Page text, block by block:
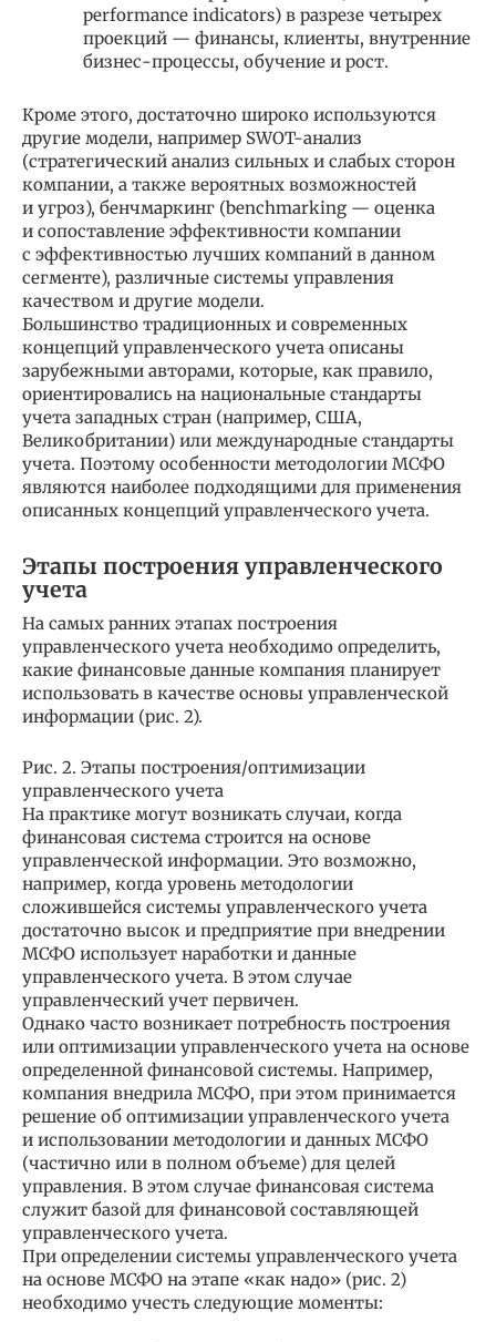
performance indicators) в разрезе четырех
проекций — финансы, клиенты, внутренние
бизнес-процессы, обучение и рост.
Кроме этого, достаточно широко используются
другие модели, например SWOT-анализ
(стратегический анализ сильных и слабых сторон
компании, а также вероятных возможностей
и угроз), бенчмаркинг (benchmarking — оценка
и сопоставление эффективности компании
с эффективностью лучших компаний в данном
сегменте), различные системы управления
качеством и другие модели.
Большинство традиционных и современных
концепций управленческого учета описаны
зарубежными авторами, которые, как правило,
ориентировались на национальные стандарты
учета западных стран (например, США,
Великобритании) или международные стандарты
учета. Поэтому особенности методологии МСФО
являются наиболее подходящими для применения
описанных концепций управленческого учета.
Этапы построения управленческого
учета
На самых ранних этапах построения
управленческого учета необходимо определить,
какие финансовые данные компания планирует
использовать в качестве основы управленческой
информации (рис. 2).
Рис. 2. Этапы построения/оптимизации
управленческого учета
На практике могут возникать случаи, когда
финансовая система строится на основе
управленческой информации. Это возможно,
например, когда уровень методологии
сложившейся системы управленческого учета
достаточно высок и предприятие при внедрении
МСФО использует наработки и данные
управленческого учета. В этом случае
управленческий учет первичен.
Однако часто возникает потребность построения
или оптимизации управленческого учета на основе
определенной финансовой системы. Например,
компания внедрила МСФО, при этом принимается
решение об оптимизации управленческого учета
и использовании методологии и данных МСФО
(частично или в полном объеме) для целей
управления. В этом случае финансовая система
служит базой для финансовой составляющей
управленческого учета.
При определении системы управленческого учета
на основе МСФО на этапе «как надо» (рис. 2)
необходимо учесть следующие моменты: